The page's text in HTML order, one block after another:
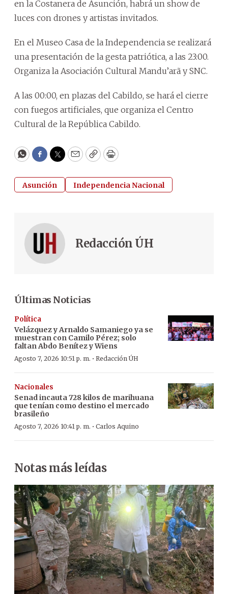
en la Costanera de Asunción, habrá un show de
luces con drones y artistas invitados.
En el Museo Casa de la Independencia se realizará
una presentación de la gesta patriótica, a las 23:00.
Organiza la Asociación Cultural Mandu’arã y SNC.
A las 00:00, en plazas del Cabildo, se hará el cierre
con fuegos artificiales, que organiza el Centro
Cultural de la República Cabildo.
WhatsApp
Facebook
Twitter
EmailCopyPrint
Asunción Independencia Nacional
Redacción ÚH
Últimas Noticias
Política
Velázquez y Arnaldo Samaniego ya se
muestran con Camilo Pérez; solo
faltan Abdo Benítez y Wiens
Agosto 7, 2026 10:51 p. m. · Redacción ÚH
Nacionales
Senad incauta 728 kilos de marihuana
que tenían como destino el mercado
brasileño
Agosto 7, 2026 10:41 p. m. · Carlos Aquino
Notas más leídas